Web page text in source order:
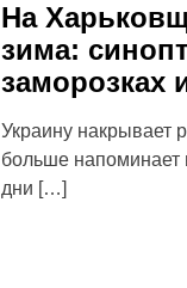
На
зима:
заморозках
Украину накрывает
больше
дни […]